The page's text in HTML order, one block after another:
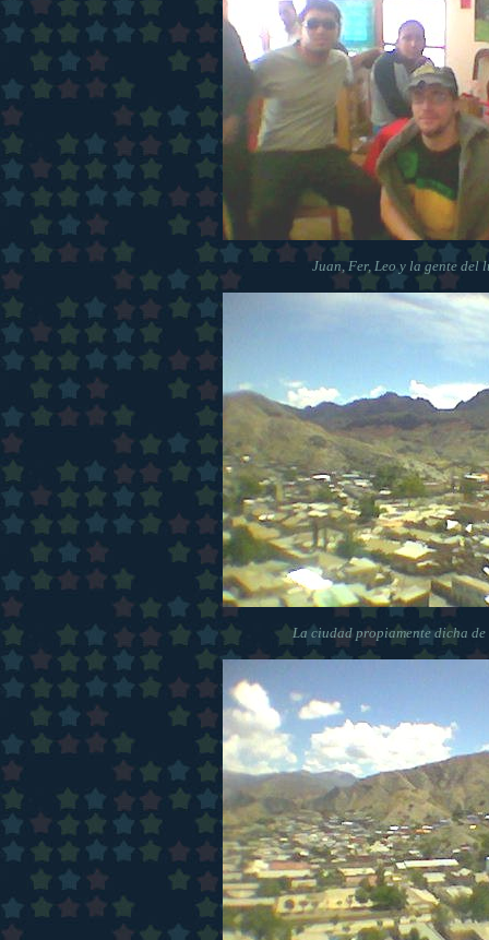
Juan, Fer, Leo y la gente del
La ciudad propiamente dicha de